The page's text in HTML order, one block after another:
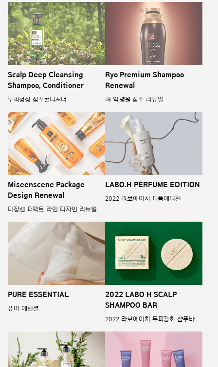
Scalp Deep Cleansing
Shampoo, Conditioner
두피청정 샴푸컨디셔너
Ryo Premium Shampoo
Renewal
려 약령원 샴푸 리뉴얼
Miseenscene Package
Design Renewal
미쟝센 퍼펙트 라인 디자인 리뉴얼
LABO.H PERFUME EDITION
2022 라보에이치 퍼퓸에디션
PURE ESSENTIAL
퓨어 에센셜
2022 LABO H SCALP
SHAMPOO BAR
2022 라보에이치 두피강화 샴푸바